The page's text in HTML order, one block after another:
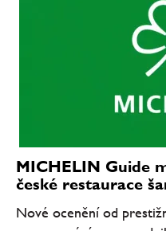
MICHELIN Guide
české restaurace
Nové ocenění od